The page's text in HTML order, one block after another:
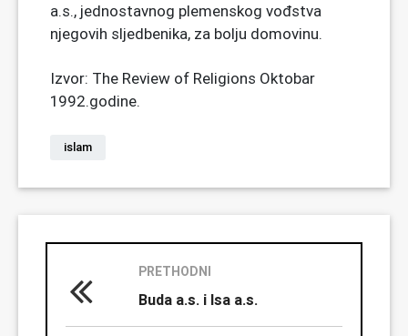
a.s., jednostavnog plemenskog vođstva
njegovih sljedbenika, za bolju domovinu.
Izvor: The Review of Religions Oktobar
1992.godine.
islam
PRETHODNI
Buda a.s. i Isa a.s.